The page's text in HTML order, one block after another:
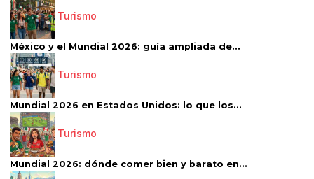
Turismo
México y el Mundial 2026: guía ampliada de...
Turismo
Mundial 2026 en Estados Unidos: lo que los...
Turismo
Mundial 2026: dónde comer bien y barato en...